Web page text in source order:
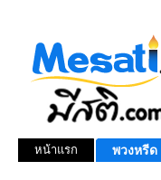
หน้าแรก พวงหรีด